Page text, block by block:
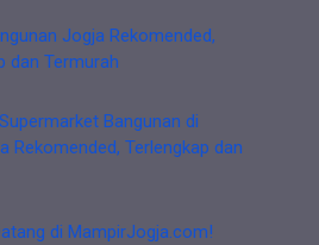
Jogja Rekomended,
dan Termurah
Bangunan di
Rekomended, Terlengkap dan
di MampirJogja.com!